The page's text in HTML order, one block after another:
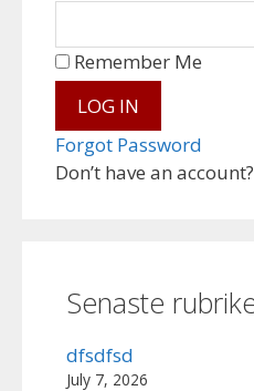
Don’t have an account?
Remember Me
Forgot Password
Senaste
dfsdfsd
July 7, 2026